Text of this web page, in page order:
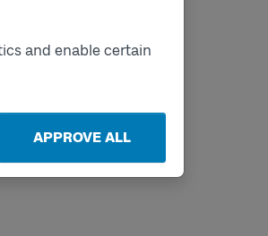
and enable certain
APPROVE ALL